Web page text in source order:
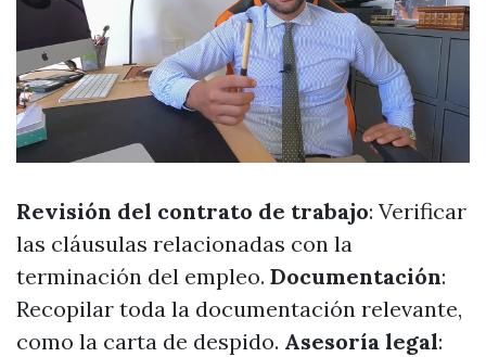
Revisión del contrato de trabajo: Verificar
las cláusulas relacionadas con la
terminación del empleo. Documentación:
Recopilar toda la documentación relevante,
como la carta de despido. Asesoría legal: